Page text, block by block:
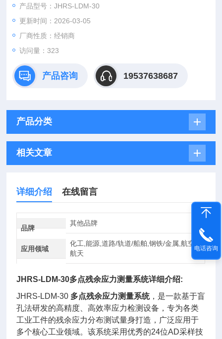
铸造、机加工、热处理等工件的应力分布测试。广泛用于钢结
构、压力容器、航空航天、轨道交通等领域，为工艺优化与质量
安全提供可靠数据支撑。
产品型号：JHRS-LDM-30
更新时间：2026-03-05
厂商性质：经销商
访问量：323
产品咨询 19537638687
产品分类
相关文章
详细介绍 在线留言
品牌
其他品牌
应用领域
化工,能源,道路/轨道/船舶,钢铁/金属,航空
航天
JHRS-LDM-30多点残余应力测量系统详细介绍:
JHRS-LDM-30 多点残余应力测量系统，是一款基于盲
孔法研发的高精度、高效率应力检测设备，专为各类
工业工件的残余应力分布测试量身打造，广泛应用于
多个核心工业领域。该系统采用优秀的24位AD采样技
电话咨询